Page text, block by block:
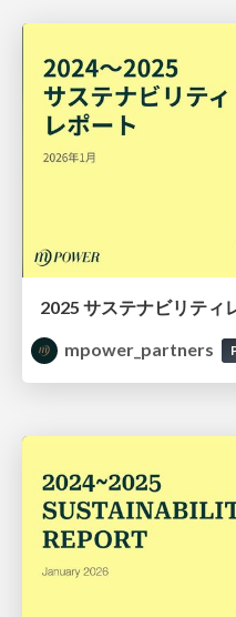
2025 サステナビリティ
mpower_partners